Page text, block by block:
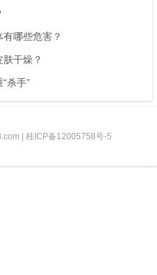
哪些危害？
干燥？
杀手”
| 桂ICP备12005758号-5